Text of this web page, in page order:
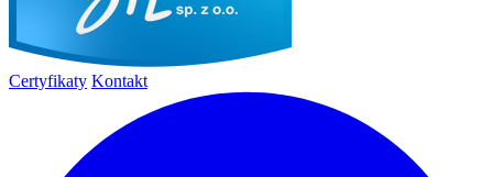
Certyfikaty Kontakt